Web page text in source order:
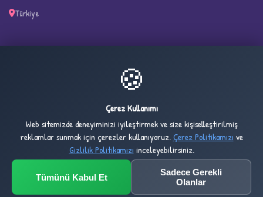
✧
Türkiye
5,406
DÜN
1,034,212
TOPLAM
© 2032 Eglenerekogreniyorum.com — All rights reserved.
Design & Development by
🍪
Çerez Kullanımı
Web sitemizde deneyiminizi iyileştirmek ve size kişiselleştirilmiş
reklamlar sunmak için çerezler kullanıyoruz.Çerez Politikamızı ve
Gizlilik Politikamızı inceleyebilirsiniz.
Tümünü Kabul Et
Sadece Gerekli
Olanlar